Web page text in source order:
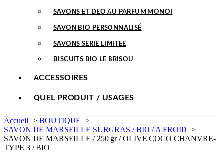
SAVONS ET DEO AU PARFUM MONOI
SAVON BIO PERSONNALISÉ
SAVONS SERIE LIMITEE
BISCUITS BIO LE BRISOU
ACCESSOIRES
QUEL PRODUIT / USAGES
Accueil
BOUTIQUE
SAVON DE MARSEILLE SURGRAS / BIO / A FROID
SAVON DE MARSEILLE / 250 gr / OLIVE COCO CHANVRE-
TYPE 3 / BIO